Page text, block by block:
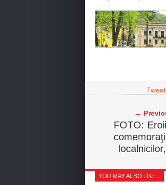
Tweet
←
FOTO:
YOU MAY ALSO LIKE...